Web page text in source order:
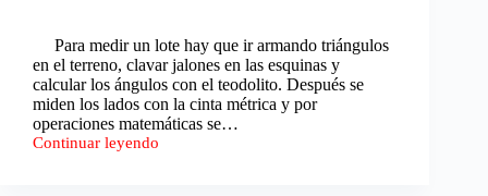
Para medir un lote hay que ir armando triángulos
en el terreno, clavar jalones en las esquinas y
calcular los ángulos con el teodolito. Después se
miden los lados con la cinta métrica y por
operaciones matemáticas se…
Continuar leyendo
Las